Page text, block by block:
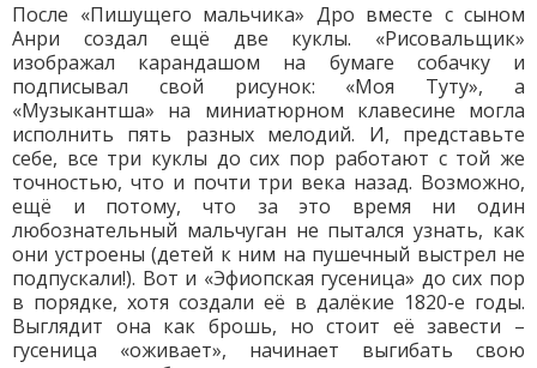
После «Пишущего мальчика» Дро вместе с сыном
Анри создал ещё две куклы. «Рисовальщик»
изображал карандашом на бумаге собачку и
подписывал свой рисунок: «Моя Туту», а
«Музыкантша» на миниатюрном клавесине могла
исполнить пять разных мелодий. И, представьте
себе, все три куклы до сих пор работают с той же
точностью, что и почти три века назад. Возможно,
ещё и потому, что за это время ни один
любознательный мальчуган не пытался узнать, как
они устроены (детей к ним на пушечный выстрел не
подпускали!). Вот и «Эфиопская гусеница» до сих пор
в порядке, хотя создали её в далёкие 1820-е годы.
Выглядит она как брошь, но стоит её завести –
гусеница «оживает», начинает выгибать свою